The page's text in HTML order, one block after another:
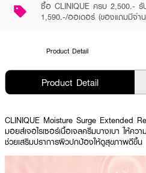
ซื้อ CLINIQUE ครบ 2,500.-
1,590.-/ออเดอร์ (ของแถมมีจำ
Product Detail
Product Detail
CLINIQUE Moisture Surge Extended
มอยส์เจอไรเซอร์เนื้อเจลครีมบางเบา ให้ค
ช่วยเสริมปราการผิวปกป้องให้ดูสุขภาพดีขึ้น